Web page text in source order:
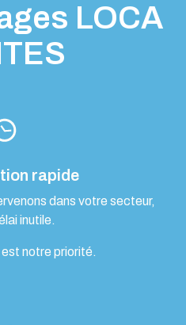
LOCA
rapide
dans votre secteur,
inutile.
notre priorité.